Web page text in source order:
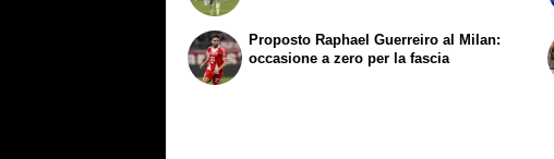
Proposto Raphael Guerreiro al Milan:
occasione a zero per la fascia